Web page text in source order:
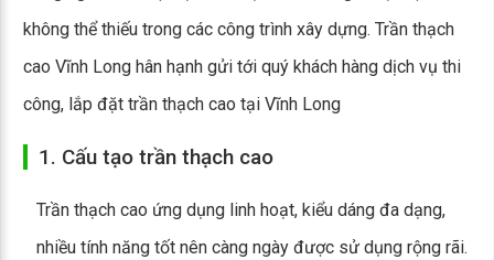
không thể thiếu trong các công trình xây dựng. Trần thạch
cao Vĩnh Long hân hạnh gửi tới quý khách hàng dịch vụ thi
công, lắp đặt trần thạch cao tại Vĩnh Long
1. Cấu tạo trần thạch cao
Trần thạch cao ứng dụng linh hoạt, kiểu dáng đa dạng,
nhiều tính năng tốt nên càng ngày được sử dụng rộng rãi.